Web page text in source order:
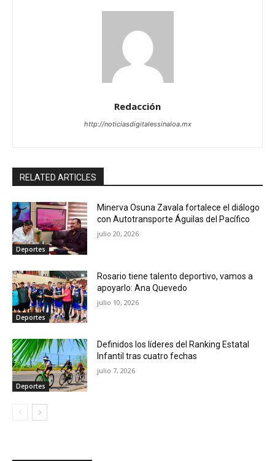
Redacción
http://noticiasdigitalessinaloa.mx
RELATED ARTICLES
Deportes
Minerva Osuna Zavala fortalece el diálogo
con Autotransporte Águilas del Pacífico
julio 20, 2026
Deportes
Rosario tiene talento deportivo, vamos a
apoyarlo: Ana Quevedo
julio 10, 2026
Deportes
Definidos los líderes del Ranking Estatal
Infantil tras cuatro fechas
julio 7, 2026